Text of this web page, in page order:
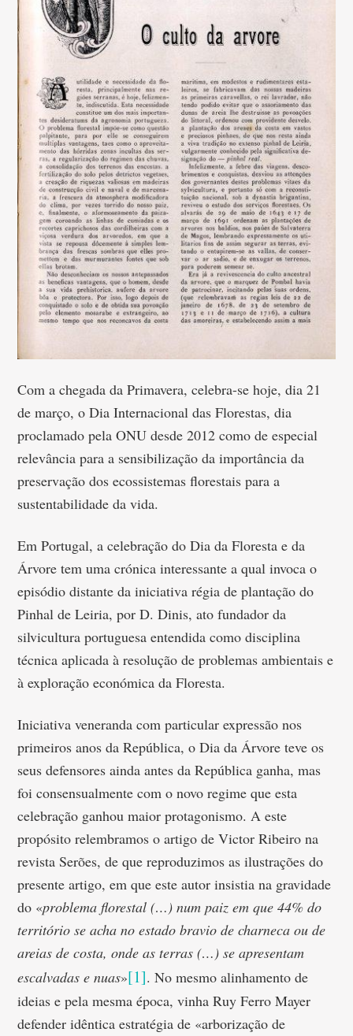
Com a chegada da Primavera, celebra-se hoje, dia 21
de março, o Dia Internacional das Florestas, dia
proclamado pela ONU desde 2012 como de especial
relevância para a sensibilização da importância da
preservação dos ecossistemas florestais para a
sustentabilidade da vida.
Em Portugal, a celebração do Dia da Floresta e da
Árvore tem uma crónica interessante a qual invoca o
episódio distante da iniciativa régia de plantação do
Pinhal de Leiria, por D. Dinis, ato fundador da
silvicultura portuguesa entendida como disciplina
técnica aplicada à resolução de problemas ambientais e
à exploração económica da Floresta.
Iniciativa veneranda com particular expressão nos
primeiros anos da República, o Dia da Árvore teve os
seus defensores ainda antes da República ganha, mas
foi consensualmente com o novo regime que esta
celebração ganhou maior protagonismo. A este
propósito relembramos o artigo de Victor Ribeiro na
revista Serões, de que reproduzimos as ilustrações do
presente artigo, em que este autor insistia na gravidade
do «problema florestal (…) num paiz em que 44% do
território se acha no estado bravio de charneca ou de
areias de costa, onde as terras (…) se apresentam
escalvadas e nuas»[1]. No mesmo alinhamento de
ideias e pela mesma época, vinha Ruy Ferro Mayer
defender idêntica estratégia de «arborização de